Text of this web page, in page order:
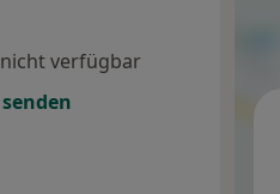
verfügbar